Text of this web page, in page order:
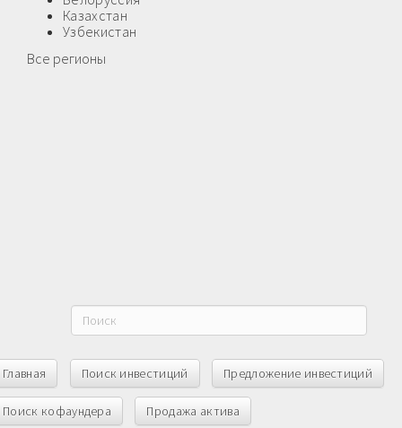
Казахстан
Узбекистан
Все регионы
Главная Поиск инвестиций Предложение инвестиций
Поиск кофаундера Продажа актива